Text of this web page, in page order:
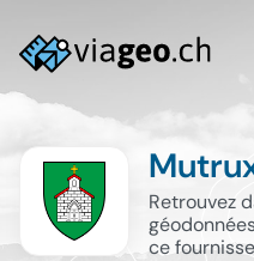
Retrouvez
ce